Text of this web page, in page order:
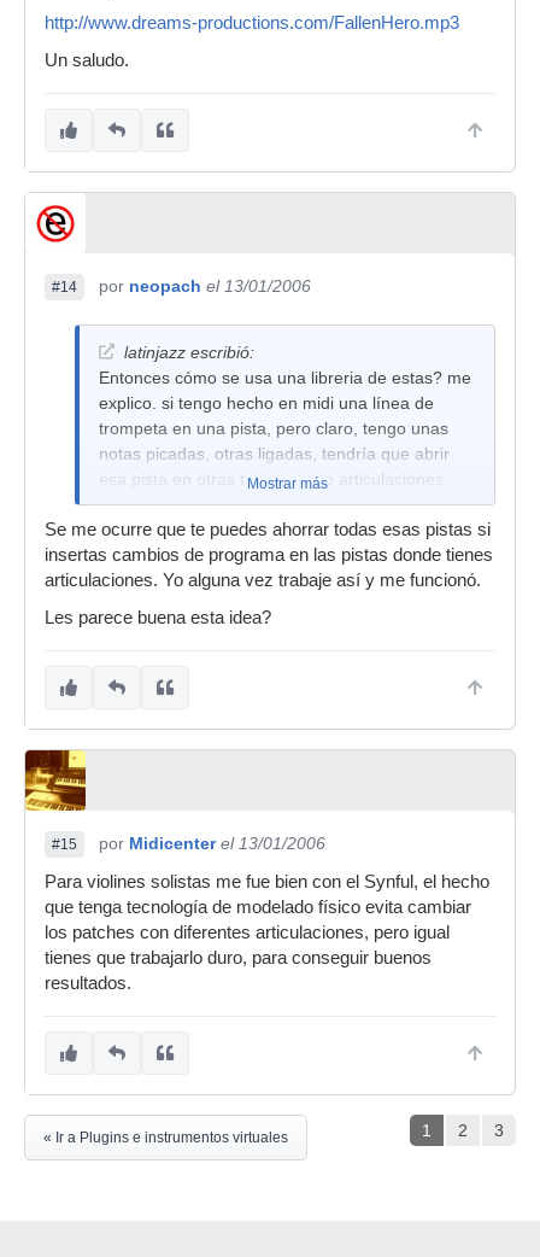
http://www.dreams-productions.com/FallenHero.mp3
Un saludo.
#14 por neopach el 13/01/2006
latinjazz escribió:
Entonces cómo se usa una libreria de estas? me
explico. si tengo hecho en midi una línea de
trompeta en una pista, pero claro, tengo unas
notas picadas, otras ligadas, tendría que abrir
esa pista en otras tantas como articulaciones
haya?
Mostrar más
Se me ocurre que te puedes ahorrar todas esas pistas si
insertas cambios de programa en las pistas donde tienes
articulaciones. Yo alguna vez trabaje así y me funcionó.
Les parece buena esta idea?
#15 por Midicenter el 13/01/2006
Para violines solistas me fue bien con el Synful, el hecho
que tenga tecnología de modelado físico evita cambiar
los patches con diferentes articulaciones, pero igual
tienes que trabajarlo duro, para conseguir buenos
resultados.
1 2 3
« Ir a Plugins e instrumentos virtuales